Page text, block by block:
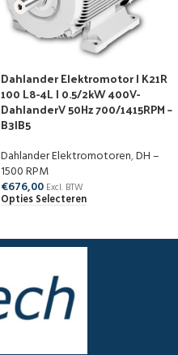
Dahlander Elektromotor | K21R
100 L8-4L | 0.5/2kW 400V-
DahlanderV 50Hz 700/1415RPM –
B3|B5
Dahlander Elektromotoren,DH –
1500 RPM
€676,00 Excl. BTW
Opties Selecteren